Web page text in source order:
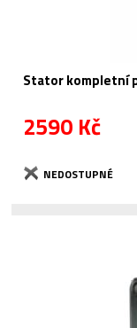
Stator kompletní
2590 Kč
NEDOSTUPNÉ